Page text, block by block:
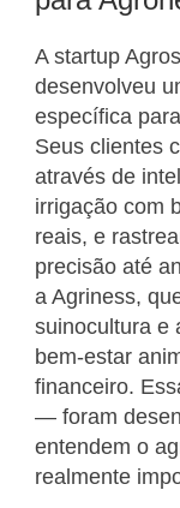
A startup
desenvolveu
específica
Seus clientes
através de
irrigação com
reais, e
precisão até
a Agriness,
suinocultura e
bem-estar
financeiro.
— foram
entendem o
realmente